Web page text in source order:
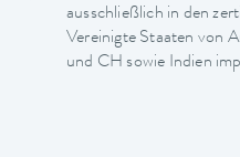
ausschließlich in den
Vereinigte Staaten von
und CH sowie Indien